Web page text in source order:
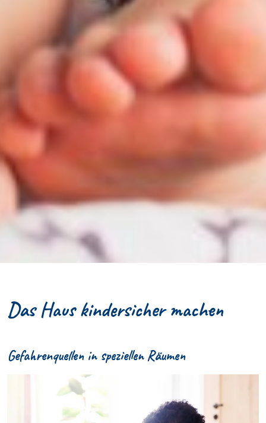
Das Haus kindersicher machen
Gefahrenquellen in speziellen Räumen